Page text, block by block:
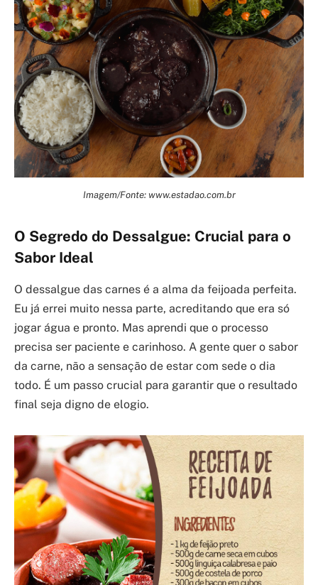
Imagem/Fonte: www.estadao.com.br
O Segredo do Dessalgue: Crucial para o
Sabor Ideal
O dessalgue das carnes é a alma da feijoada perfeita.
Eu já errei muito nessa parte, acreditando que era só
jogar água e pronto. Mas aprendi que o processo
precisa ser paciente e carinhoso. A gente quer o sabor
da carne, não a sensação de estar com sede o dia
todo. É um passo crucial para garantir que o resultado
final seja digno de elogio.